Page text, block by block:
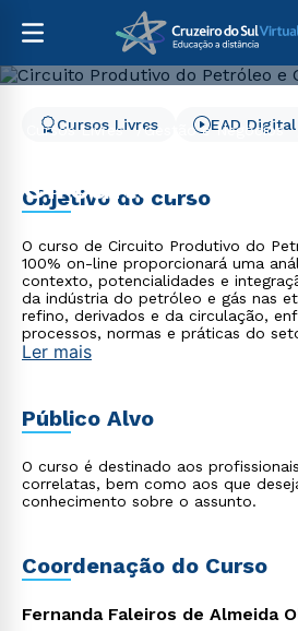
Cursos Livres
Gestão e Negócios
Circuito
Petróleo e Gás
Cursos Livres EAD Digital
Objetivo do curso
O curso de Circuito Produtivo do
100% on-line proporcionará uma
contexto, potencialidades e
da indústria do petróleo e gás nas
refino, derivados e da circulação,
processos, normas e práticas do
Brasil, contribuindo com sua
Ler mais
Público Alvo
O curso é destinado aos
correlatas, bem como aos que
conhecimento sobre o assunto.
Coordenação do Curso
Fernanda Faleiros de Almeida